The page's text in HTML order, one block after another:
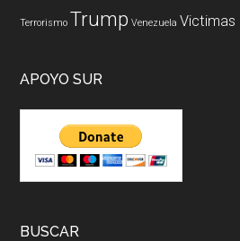
Terrorismo Trump Venezuela Victimas
APOYO SUR
BUSCAR